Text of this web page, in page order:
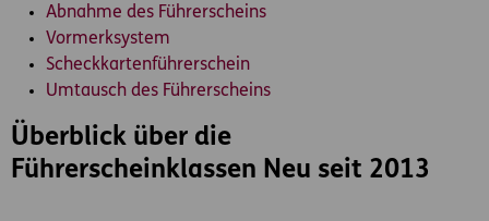
Abnahme des Führerscheins
Vormerksystem
Scheckkartenführerschein
Umtausch des Führerscheins
Überblick über die
Führerscheinklassen Neu seit 2013